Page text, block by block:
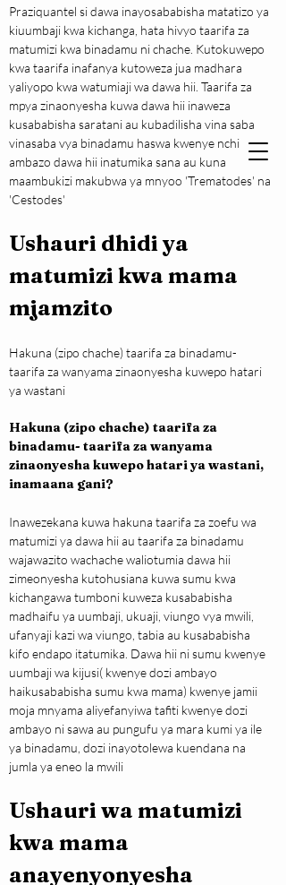
Praziquantel si dawa inayosababisha matatizo ya
kiuumbaji kwa kichanga, hata hivyo taarifa za
matumizi kwa binadamu ni chache. Kutokuwepo
kwa taarifa inafanya kutoweza jua madhara
yaliyopo kwa watumiaji wa dawa hii. Taarifa za
mpya zinaonyesha kuwa dawa hii inaweza
kusababisha saratani au kubadilisha vina saba
vinasaba vya binadamu haswa kwenye nchi
ambazo dawa hii inatumika sana au kuna
maambukizi makubwa ya mnyoo 'Trematodes' na
'Cestodes'
Ushauri dhidi ya
matumizi kwa mama
mjamzito
Hakuna (zipo chache) taarifa za binadamu-
taarifa za wanyama zinaonyesha kuwepo hatari
ya wastani
Hakuna (zipo chache) taarifa za
binadamu- taarifa za wanyama
zinaonyesha kuwepo hatari ya wastani,
inamaana gani?
Inawezekana kuwa hakuna taarifa za zoefu wa
matumizi ya dawa hii au taarifa za binadamu
wajawazito wachache waliotumia dawa hii
zimeonyesha kutohusiana kuwa sumu kwa
kichangawa tumboni kuweza kusababisha
madhaifu ya uumbaji, ukuaji, viungo vya mwili,
ufanyaji kazi wa viungo, tabia au kusababisha
kifo endapo itatumika. Dawa hii ni sumu kwenye
uumbaji wa kijusi( kwenye dozi ambayo
haikusababisha sumu kwa mama) kwenye jamii
moja mnyama aliyefanyiwa tafiti kwenye dozi
ambayo ni sawa au pungufu ya mara kumi ya ile
ya binadamu, dozi inayotolewa kuendana na
jumla ya eneo la mwili
Ushauri wa matumizi
kwa mama
anayenyonyesha